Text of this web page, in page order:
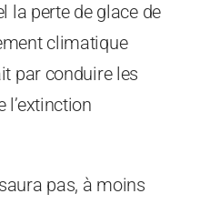
la perte de glace de
climatique
par conduire les
l’extinction
pas, à moins